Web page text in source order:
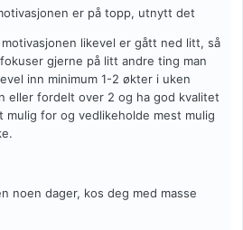
er på topp, utnytt det
likevel er gått ned litt, så
gjerne på litt andre ting man
inn minimum 1-2 økter i uken
eller fordelt over 2 og ha god kvalitet
mulig for og vedlikeholde mest mulig
noen dager, kos deg med masse